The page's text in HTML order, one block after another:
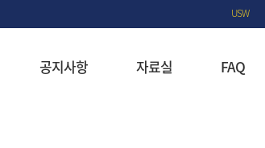
USW
공지사항 자료실 FAQ